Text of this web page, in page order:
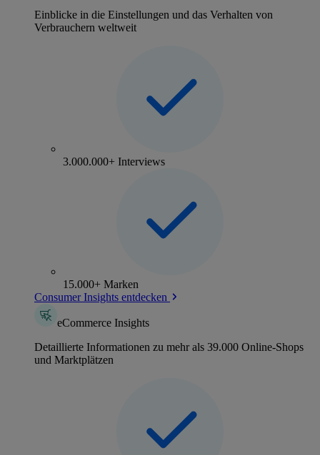
Einblicke in die Einstellungen und das Verhalten von
Verbrauchern weltweit
3.000.000+ Interviews
15.000+ Marken
Consumer Insights entdecken
eCommerce Insights
Detaillierte Informationen zu mehr als 39.000 Online-Shops
und Marktplätzen